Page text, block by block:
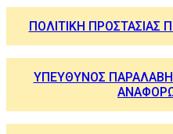
ΠΟΛΙΤΙΚΗ
ΥΠΕΥΘΥΝΟΣ